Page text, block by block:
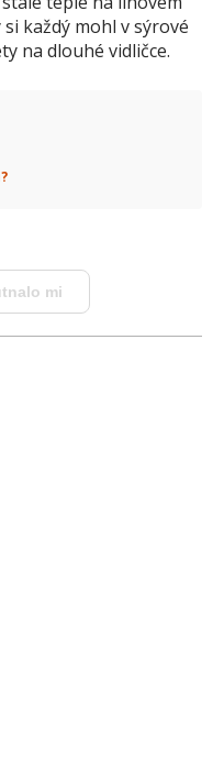
každý mohl v sýrové
na dlouhé vidličce.
mi